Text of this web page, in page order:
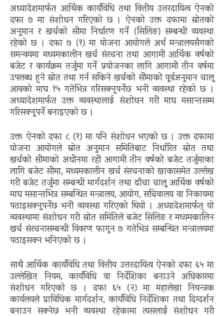
अध्यादेशमार्फत आर्थिक कार्यविधि तथा वित्तीय उत्तरदायित्व ऐनको
दफा ७ मा संशोधन गरिएको छ । ऐनको उक्त दफामा स्रोतको
अनुमान र खर्चको सीमा निर्धारण गर्ने (सिलिङ) सम्बन्धी व्यवस्था
रहेको छ । दफा ७ (१) मा योजना आयोगले अर्थ मन्त्रालयसँगको
समन्वयमा मध्यमकालीन खर्च संरचना तथा आगामी आर्थिक वर्षको
बजेट र कार्यक्रम तर्जुमा गर्ने प्रयोजनका लागि आगामी तीन वर्षमा
उपलब्ध हुने स्रोत तथा गर्न सकिने खर्चको सीमाको पूर्वअनुमान चालु
आवको माघ १५ गतेभित्र गरिसक्नुपर्नेछ भनी व्यवस्था रहेको छ ।
अध्यादेशमार्फत उक्त व्यवस्थालाई संशोधन गरी माघ मसान्तसम्म
गरिसक्नुपर्ने बनाइएको छ ।
उक्त ऐनको दफा ८ (१) मा पनि संशोधन भएको छ । उक्त दफामा
योजना आयोगले स्रोत अनुमान समितिबाट निर्धारित स्रोत तथा
खर्चको सीमाको अधीनमा रही आगामी तीन वर्षको बजेट तर्जुमाका
लागि बजेट सीमा, मध्यमकालीन खर्च संरचनाको खाकासमेत उल्लेख
गरी बजेट तर्जुमा सम्बन्धी मार्गदर्शन तथा ढाँचा चालु आर्थिक वर्षको
माघ मसान्तभित्र सम्बन्धित मन्त्रालय, आयोग, सचिवालय वा निकायमा
पठाइसक्नुपर्नेछ भनी व्यवस्था गरिएको थियो । अध्यादेशमार्फत् यो
व्यवस्थामा संशोधन गरी स्रोत समितिले बजेट सिलिङ र मध्यमकालिन
खर्च संरचनासम्बन्धी विवरण फागुन ७ गतेभित्र सम्बन्धित मन्त्रालयमा
पठाइसक्न भनिएको छ ।
साथै आर्थिक कार्यविधि तथा वित्तीय उत्तरदायित्व ऐनको दफा ६५ मा
उल्लेखित नियम, कार्यविधि वा निर्देशिका बनाउने अधिकारमा
संशोधन गरिएको छ । दफा ६५ (२) मा महालेखा नियन्त्रक
कार्यलयले प्राविधिक मार्गदर्शन, कार्यविधि निर्देशिका तथा दिग्दर्शन
बनाउन सक्नेछ भनी व्यवस्था रहेकामा त्यसलाई संशोधन गरी